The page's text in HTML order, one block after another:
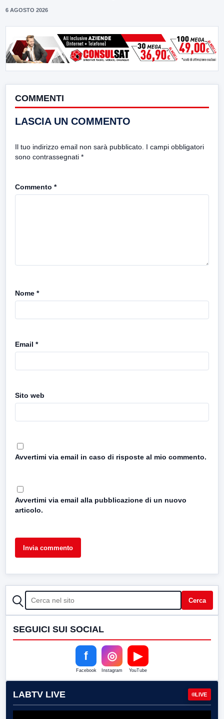
6 AGOSTO 2026
COMMENTI
LASCIA UN COMMENTO
Il tuo indirizzo email non sarà pubblicato. I campi obbligatori
sono contrassegnati *
Commento *
Nome *
Email *
Sito web
Avvertimi via email in caso di risposte al mio commento.
Avvertimi via email alla pubblicazione di un nuovo
articolo.
CERCA Cerca
SEGUICI SUI SOCIAL
f
Facebook
◎
Instagram
▶
YouTube
LABTV LIVE LIVE